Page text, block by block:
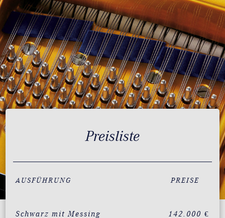
Preisliste
AUSFÜHRUNG PREISE
Schwarz mit Messing 142.000 €